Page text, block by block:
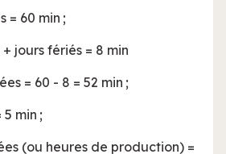
= 60 min ;
jours fériés = 8 min
= 60 - 8 = 52 min ;
min ;
(ou heures de production) =